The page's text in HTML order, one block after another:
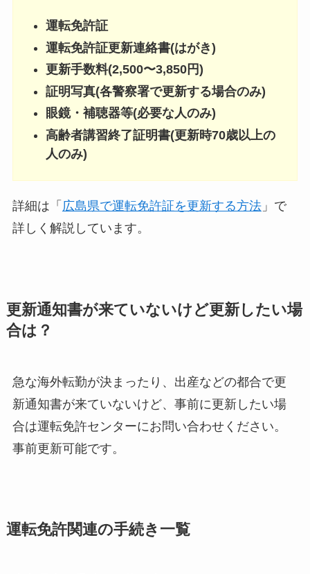
運転免許証
運転免許証更新連絡書(はがき)
更新手数料(2,500〜3,850円)
証明写真(各警察署で更新する場合のみ)
眼鏡・補聴器等(必要な人のみ)
高齢者講習終了証明書(更新時70歳以上の
人のみ)
詳細は「 広島県で運転免許証を更新する方法」で
詳しく解説しています。
更新通知書が来ていないけど更新したい場
合は？
急な海外転勤が決まったり、出産などの都合で更
新通知書が来ていないけど、事前に更新したい場
合は運転免許センターにお問い合わせください。
事前更新可能です。
運転免許関連の手続き一覧